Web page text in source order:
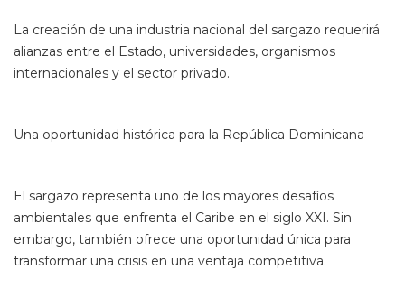
La creación de una industria nacional del sargazo requerirá
alianzas entre el Estado, universidades, organismos
internacionales y el sector privado.
Una oportunidad histórica para la República Dominicana
El sargazo representa uno de los mayores desafíos
ambientales que enfrenta el Caribe en el siglo XXI. Sin
embargo, también ofrece una oportunidad única para
transformar una crisis en una ventaja competitiva.